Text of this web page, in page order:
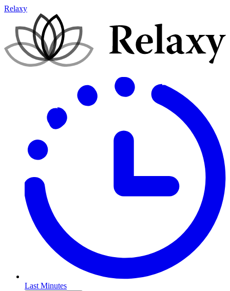
Relaxy
Last Minutes